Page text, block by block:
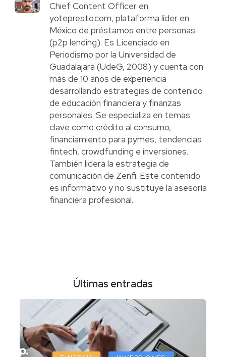
Chief Content Officer en
yotepresto.com, plataforma líder en
México de préstamos entre personas
(p2p lending). Es Licenciado en
Periodismo por la Universidad de
Guadalajara (UdeG, 2008) y cuenta con
más de 10 años de experiencia
desarrollando estrategias de contenido
de educación financiera y finanzas
personales. Se especializa en temas
clave como crédito al consumo,
financiamiento para pymes, tendencias
fintech, crowdfunding e inversiones.
También lidera la estrategia de
comunicación de Zenfi. Este contenido
es informativo y no sustituye la asesoría
financiera profesional.
Últimas entradas